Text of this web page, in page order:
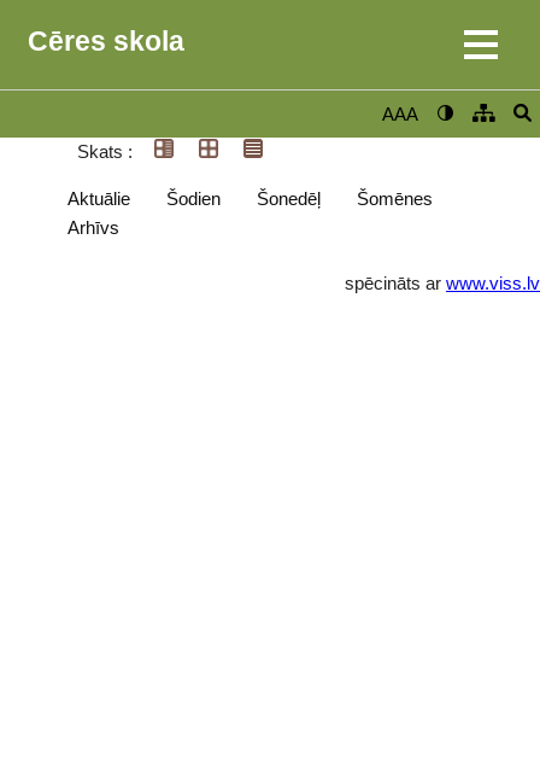
Cēres skola
AAA
Skats :
Aktuālie Šodien Šonedēļ
Šomēnes
Arhīvs
spēcināts ar www.viss.lv